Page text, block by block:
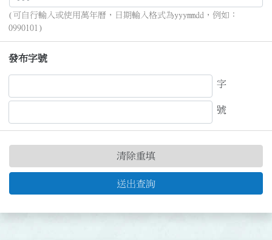
(可自行輸入或使用萬年曆，日期輸入格式為yyymmdd，例如：
0990101)
發布字號
字
號
送出查詢
清除重填